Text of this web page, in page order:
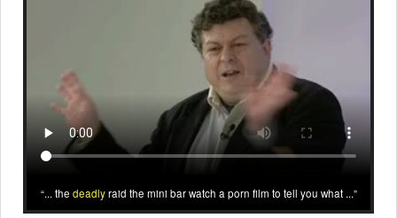
... the deadlyraid the mini bar watch a porn film to tell you what ...